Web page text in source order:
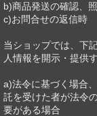
b)商品発送の確認、
c)お問合せの返信時
当ショップでは、下
人情報を開示・提供
a)法令に基づく場合
託を受けた者が法令
要がある場合